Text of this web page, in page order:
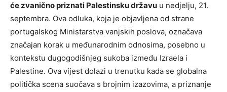
će zvanično priznati Palestinsku državu u nedjelju, 21.
septembra. Ova odluka, koja je objavljena od strane
portugalskog Ministarstva vanjskih poslova, označava
značajan korak u međunarodnim odnosima, posebno u
kontekstu dugogodišnjeg sukoba između Izraela i
Palestine. Ova vijest dolazi u trenutku kada se globalna
politička scena suočava s brojnim izazovima, a priznanje